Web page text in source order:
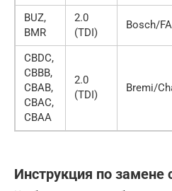
BUZ,
BMR
2.0
(TDI)
Bosch/
CBDC,
CBBB,
CBAB,
CBAC,
CBAA
2.0
(TDI)
Bremi/
Инструкция по замене